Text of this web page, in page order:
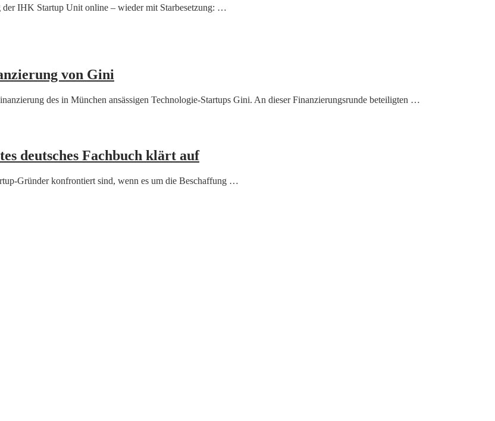
IHK Startup Unit online – wieder mit Starbesetzung: …
von Gini
des in München ansässigen Technologie-Startups Gini. An dieser Finanzierungsrunde beteiligten …
deutsches Fachbuch klärt auf
Gründer konfrontiert sind, wenn es um die Beschaffung …